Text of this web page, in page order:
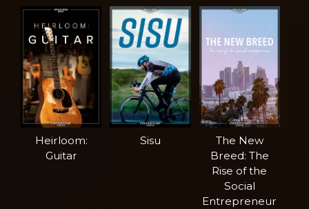
Heirloom:
Guitar
Sisu
The New
Breed: The
Rise of the
Social
Entrepreneur